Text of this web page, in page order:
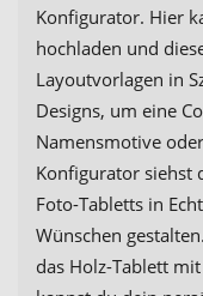
Konfigurator. Hier
hochladen und
Layoutvorlagen in
Designs, um eine
Namensmotive
Konfigurator siehst
Foto-Tabletts in
Wünschen
das Holz-Tablett